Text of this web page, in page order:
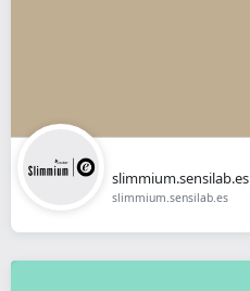
slimmium.sensilab.es
slimmium.sensilab.es